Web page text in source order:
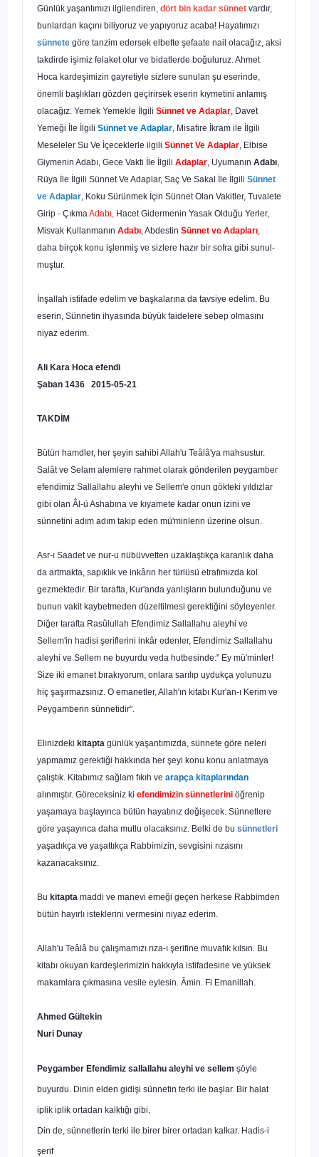
Günlük yaşantımızı ilgilendiren, dört bin kadar sünnet vardır,
bunlardan kaçını biliyoruz ve yapıyoruz acaba! Hayatımızı
sünnete göre tanzim edersek elbette şefaate nail olacağız, aksi
takdirde işimiz felaket olur ve bidatlerde boğuluruz. Ahmet
Hoca kardeşimizin gayretiyle sizlere sunulan şu eserinde,
önemli başlıkları gözden geçirirsek eserin kıymetini anlamış
olacağız. Yemek Yemekle İlgili Sünnet ve Adaplar, Davet
Yemeği İle İlgili Sünnet ve Adaplar, Misafire İkram ile İlgili
Meseleler Su Ve İçeceklerle ilgili Sünnet Ve Adaplar, Elbise
Giymenin Adabı, Gece Vakti İle İlgili Adaplar, Uyumanın Adabı,
Rüya İle İlgili Sünnet Ve Adaplar, Saç Ve Sakal İle İlgili Sünnet
ve Adaplar, Koku Sü­rünmek İçin Sünnet Olan Vakitler, Tuvalete
Girip - ÇıkmaAdabı, Hacet Gi­dermenin Yasak Olduğu Yerler,
Misvak Kullanmanın Adabı, Abdestin Sünnet ve Adapları,
daha birçok konu işlenmiş ve sizlere hazır bir sofra gibi sunul­
muştur.
İnşallah istifade edelim ve başkalarına da tavsiye edelim. Bu
eserin, Sün­netin ihyasında büyük faidelere sebep olmasını
niyaz ederim.
Ali Kara Hoca efendi
Şaban 1436 2015-05-21
TAKDİM
Bütün hamdler, her şeyin sahibi Allah'u Teâlâ'ya mahsustur.
Salât ve Selam alemlere rahmet olarak gönderilen peygamber
efendimiz Sallallahu aleyhi ve Sellem'e onun gökteki yıldızlar
gibi olan Âl-ü Ashabına ve kıyamete kadar onun izini ve
sünnetini adım adım takip eden mü'minlerin üzerine olsun.
Asr-ı Saadet ve nur-u nübüvvetten uzaklaştıkça karanlık daha
da artmakta, sapıklık ve inkârın her türlüsü etrafımızda kol
gezmektedir. Bir tarafta, Kur'anda yanlışların bulunduğunu ve
bunun vakit kaybetmeden düzeltilmesi gerektiğini söyleyenler.
Diğer tarafta Rasûlullah Efendimiz Sallallahu aleyhi ve
Sellem'in hadisi şeriflerini inkâr edenler, Efendimiz Sallallahu
aleyhi ve Sellem ne buyurdu veda hutbesinde:" Ey mü'minler!
Size iki emanet bırakıyo­rum, onlara sarılıp uydukça yolunuzu
hiç şaşırmazsınız. O emanetler, Allah'ın kitabı Kur'an-ı Kerim ve
Peygamberin sünnetidir".
Elinizdeki kitapta günlük yaşantımızda, sünnete göre neleri
yapmamız ge­rektiği hakkında her şeyi konu konu anlatmaya
çalıştık. Kitabımız sağlam fıkıh ve arapça kitaplarından
alınmıştır. Göreceksiniz ki efendimizin sünnetlerini öğrenip
yaşamaya başlayınca bütün hayatınız değişecek. Sünnetlere
göre ya­şayınca daha mutlu olacaksınız. Belki de bu sünnetleri
yaşadıkça ve yaşat­tıkça Rabbimizin, sevgisini rızasını
kazanacaksınız.
Bu kitapta maddi ve manevi emeği geçen herkese Rabbimden
bütün ha­yırlı isteklerini vermesini niyaz ederim.
Allah'u Teâlâ bu çalışmamızı rıza-ı şerifine muvafık kılsın. Bu
kitabı oku­yan kardeşlerimizin hakkıyla istifadesine ve yüksek
makamlara çıkmasına ve­sile eylesin. Âmin. Fi Emanillah.
Ahmed Gültekin
Nuri Dunay
Peygamber Efendimiz sallallahu aleyhi ve sellem şöyle
buyurdu. Dinin elden gidişi sünnetin terki ile başlar. Bir halat
iplik iplik ortadan kalktığı gibi,
Din de, sünnetlerin terki ile birer birer ortadan kalkar. Hadis-i
şerif